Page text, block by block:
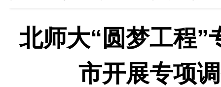
北师大“圆梦工程”
市开展专项